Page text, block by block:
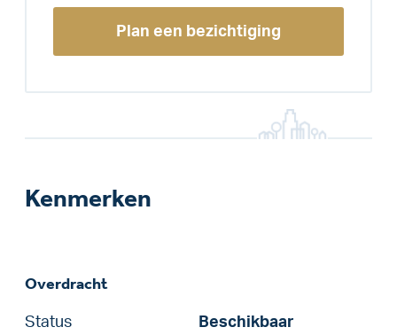
Plan een bezichtiging
Kenmerken
Overdracht
Status
Beschikbaar